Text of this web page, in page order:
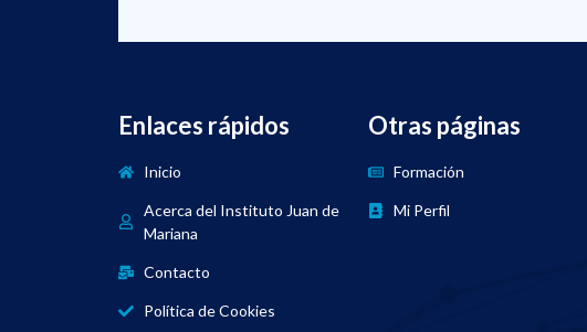
Enlaces rápidos
Inicio
Acerca del Instituto Juan de
Mariana
Contacto
Política de Cookies
Otras páginas
Formación
Mi Perfil